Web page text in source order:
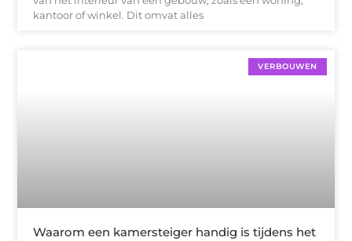
kantoor of winkel. Dit omvat alles
VERBOUWEN
Waarom een kamersteiger handig is tijdens het